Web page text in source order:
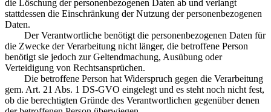
die Löschung der personenbezogenen Daten ab und verlangt
stattdessen die Einschränkung der Nutzung der personenbezogenen
Daten.
Der Verantwortliche benötigt die personenbezogenen Daten für
die Zwecke der Verarbeitung nicht länger, die betroffene Person
benötigt sie jedoch zur Geltendmachung, Ausübung oder
Verteidigung von Rechtsansprüchen.
Die betroffene Person hat Widerspruch gegen die Verarbeitung
gem. Art. 21 Abs. 1 DS-GVO eingelegt und es steht noch nicht fest,
ob die berechtigten Gründe des Verantwortlichen gegenüber denen